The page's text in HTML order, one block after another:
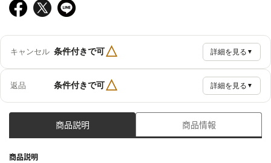
キャンセル 条件付きで可△ 詳細を見る ▼
返品 条件付きで可△ 詳細を見る ▼
商品説明 商品情報
商品説明